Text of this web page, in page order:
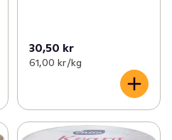
30,50 kr
61,00 kr /kg